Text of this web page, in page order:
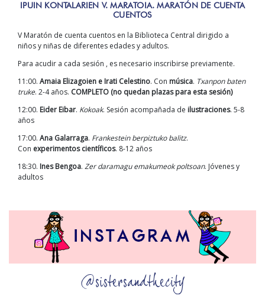
IPUIN KONTALARIEN V. MARATOIA. MARATÓN DE CUENTA
CUENTOS
V Maratón de cuenta cuentos en la Biblioteca Central dirigido a
niños y niñas de diferentes edades y adultos.
Para acudir a cada sesión , es necesario inscribirse previamente.
11:00. Amaia Elizagoien e Irati Celestino. Con música. Txanpon baten
truke. 2-4 años. COMPLETO (no quedan plazas para esta sesión)
12:00. Eider Eibar. Kokoak. Sesión acompañada de ilustraciones. 5-8
años
17:00. Ana Galarraga. Frankestein berpiztuko balitz.
Con experimentos científicos. 8-12 años
18:30. Ines Bengoa. Zer daramagu emakumeok poltsoan. Jóvenes y
adultos
@sistersandthecity